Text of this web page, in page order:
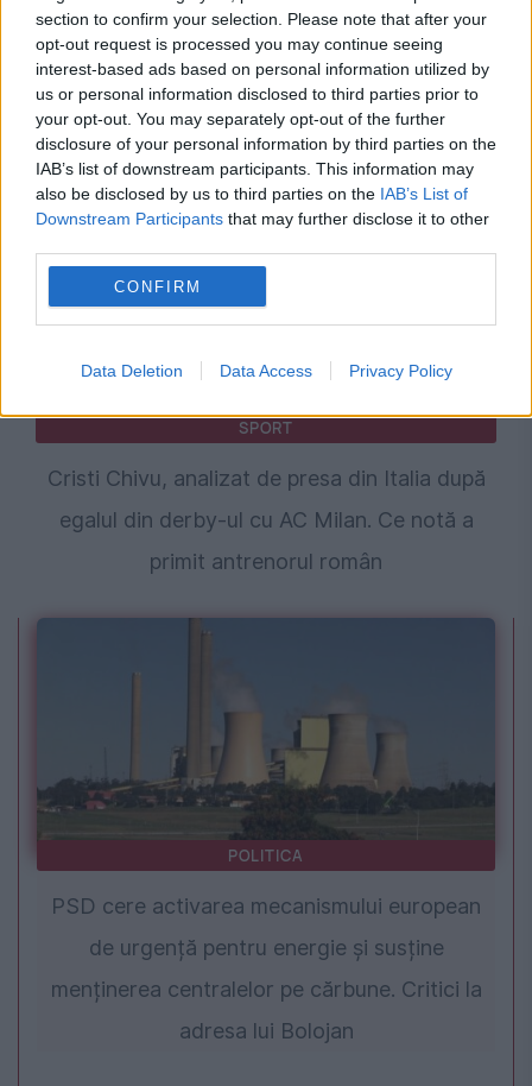
section to confirm your selection. Please note that after your
opt-out request is processed you may continue seeing
interest-based ads based on personal information utilized by
us or personal information disclosed to third parties prior to
your opt-out. You may separately opt-out of the further
disclosure of your personal information by third parties on the
IAB’s list of downstream participants. This information may
also be disclosed by us to third parties on the IAB’s List of
Downstream Participants that may further disclose it to other
CONFIRM
Data Deletion Data Access Privacy Policy
Furtună la CFR Cluj după umilința cu Tromso.
Nelu Varga dă afară antrenorul și pregătește
intrarea în insolvență
SPORT
Cristi Chivu, analizat de presa din Italia după
egalul din derby-ul cu AC Milan. Ce notă a
primit antrenorul român
POLITICA
PSD cere activarea mecanismului european
de urgență pentru energie și susține
menținerea centralelor pe cărbune. Critici la
adresa lui Bolojan